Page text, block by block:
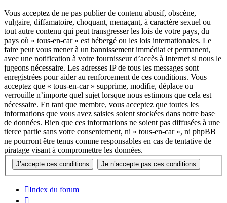
Vous acceptez de ne pas publier de contenu abusif, obscène,
vulgaire, diffamatoire, choquant, menaçant, à caractère sexuel ou
tout autre contenu qui peut transgresser les lois de votre pays, du
pays où « tous-en-car » est hébergé ou les lois internationales. Le
faire peut vous mener à un bannissement immédiat et permanent,
avec une notification à votre fournisseur d’accès à Internet si nous le
jugeons nécessaire. Les adresses IP de tous les messages sont
enregistrées pour aider au renforcement de ces conditions. Vous
acceptez que « tous-en-car » supprime, modifie, déplace ou
verrouille n’importe quel sujet lorsque nous estimons que cela est
nécessaire. En tant que membre, vous acceptez que toutes les
informations que vous avez saisies soient stockées dans notre base
de données. Bien que ces informations ne soient pas diffusées à une
tierce partie sans votre consentement, ni « tous-en-car », ni phpBB
ne pourront être tenus comme responsables en cas de tentative de
piratage visant à compromettre les données.
Index du forum